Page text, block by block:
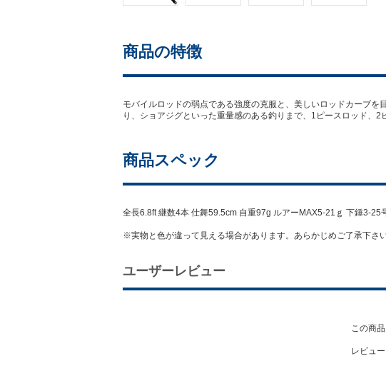
商品の特徴
モバイルロッドの弱点である強度の克服と、美しいロッドカーブ
り、ショアジグといった重量感のある釣りまで、1ピースロッド、2
商品スペック
全長6.8ft 継数4本 仕舞59.5cm 自重97g ルアーMAX5-21ｇ 下錘3-25
※実物と色が違って見える場合があります。あらかじめご了承下さい
ユーザーレビュー
この商
レビュ